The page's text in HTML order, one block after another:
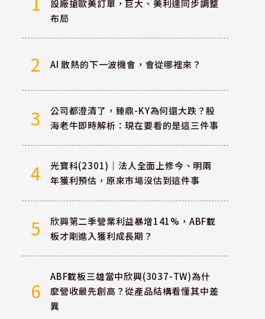
設廠搶歐美訂單，巨大、美利達同步調整
布局
2 AI 散熱的下一波機會，會從哪裡來？
3
公司都澄清了，臻鼎-KY為何還大跌？股
海老牛即時解析：現在要看的是這三件事
4
光寶科(2301)｜法人全面上修今、明兩
年獲利預估，原來市場沒估到這件事
5
欣興第二季營業利益暴增141%，ABF載
板才剛進入獲利成長期？
6
ABF載板三雄當中欣興(3037-TW)為什
麼營收最先創高？從產品結構看懂其中差
異